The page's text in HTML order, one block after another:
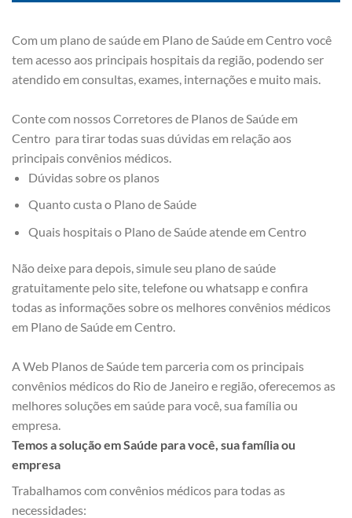
Com um plano de saúde em Plano de Saúde em Centro você
tem acesso aos principais hospitais da região, podendo ser
atendido em consultas, exames, internações e muito mais.
Conte com nossos Corretores de Planos de Saúde em
Centro para tirar todas suas dúvidas em relação aos
principais convênios médicos.
Dúvidas sobre os planos
Quanto custa o Plano de Saúde
Quais hospitais o Plano de Saúde atende em Centro
Não deixe para depois, simule seu plano de saúde
gratuitamente pelo site, telefone ou whatsapp e confira
todas as informações sobre os melhores convênios médicos
em Plano de Saúde em Centro.
A Web Planos de Saúde tem parceria com os principais
convênios médicos do Rio de Janeiro e região, oferecemos as
melhores soluções em saúde para você, sua família ou
empresa.
Temos a solução em Saúde para você, sua família ou
empresa
Trabalhamos com convênios médicos para todas as
necessidades: